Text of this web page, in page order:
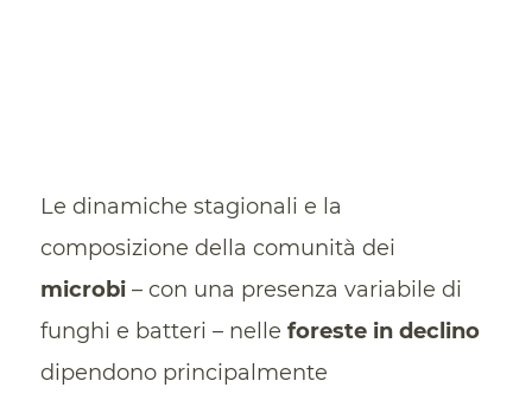
Le dinamiche stagionali e la
composizione della comunità dei
microbi– con una presenza variabile di
funghi e batteri – nelle foreste in declino
dipendono principalmente